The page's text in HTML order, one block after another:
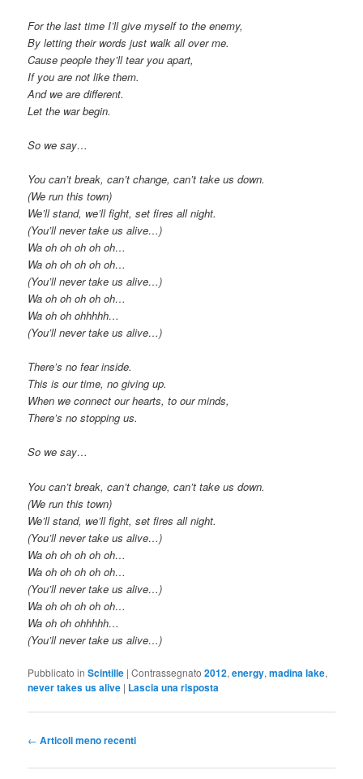
For the last time I’ll give myself to the enemy,
By letting their words just walk all over me.
Cause people they’ll tear you apart,
If you are not like them.
And we are different.
Let the war begin.
So we say…
You can’t break, can’t change, can’t take us down.
(We run this town)
We’ll stand, we’ll fight, set fires all night.
(You’ll never take us alive…)
Wa oh oh oh oh oh…
Wa oh oh oh oh oh…
(You’ll never take us alive…)
Wa oh oh oh oh oh…
Wa oh oh ohhhhh…
(You’ll never take us alive…)
There’s no fear inside.
This is our time, no giving up.
When we connect our hearts, to our minds,
There’s no stopping us.
So we say…
You can’t break, can’t change, can’t take us down.
(We run this town)
We’ll stand, we’ll fight, set fires all night.
(You’ll never take us alive…)
Wa oh oh oh oh oh…
Wa oh oh oh oh oh…
(You’ll never take us alive…)
Wa oh oh oh oh oh…
Wa oh oh ohhhhh…
(You’ll never take us alive…)
Pubblicato in Scintille |Contrassegnato 2012,energy,madina lake,
never takes us alive | Lascia una risposta
Navigazione
← Articoli meno recenti